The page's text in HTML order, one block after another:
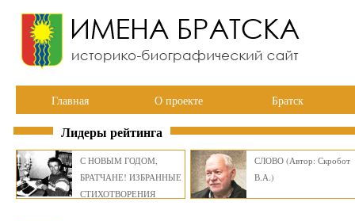
Главная О проекте Братск
Лидеры рейтинга
С НОВЫМ ГОДОМ,
БРАТЧАНЕ! ИЗБРАННЫЕ
СТИХОТВОРЕНИЯ
СЛОВО (Автор: Скробот
В.А.)